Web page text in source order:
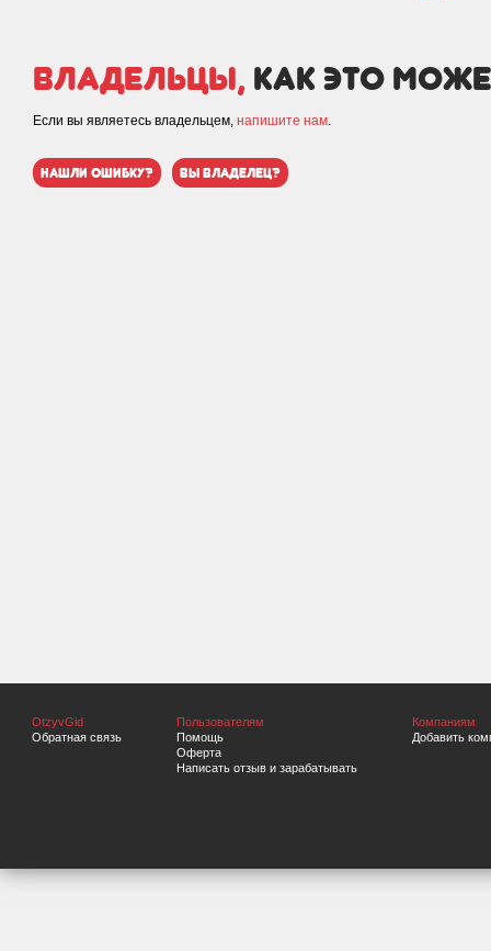
Владельцы, как это
Если вы являетесь владельцем, напишите нам.
нашли ошибку? вы владелец?
OtzyvGid
Обратная связь
Пользователям
Помощь
Оферта
Написать отзыв и зарабатывать
Компаниям
Добавить